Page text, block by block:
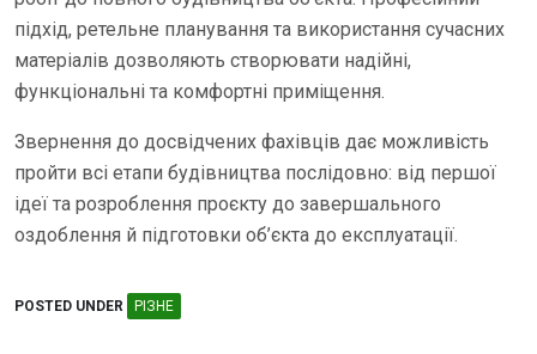
підхід, ретельне планування та використання сучасних
матеріалів дозволяють створювати надійні,
функціональні та комфортні приміщення.
Звернення до досвідчених фахівців дає можливість
пройти всі етапи будівництва послідовно: від першої
ідеї та розроблення проєкту до завершального
оздоблення й підготовки об’єкта до експлуатації.
POSTED UNDER РІЗНЕ